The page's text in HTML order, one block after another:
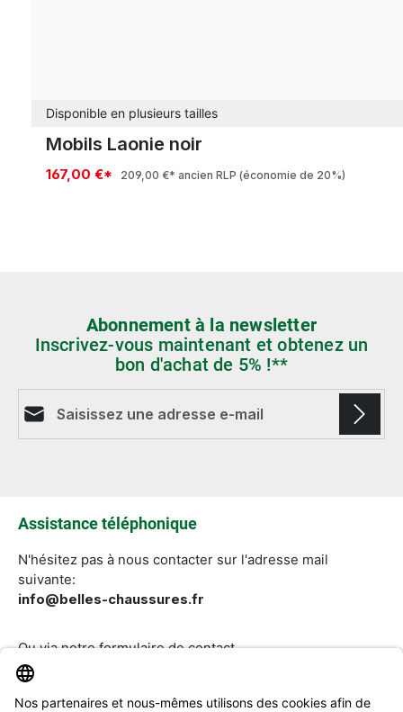
Disponible en plusieurs tailles
Mobils Laonie noir
167,00 €* 209,00 €* ancien RLP (économie de 20%)
Abonnement à la newsletter
Inscrivez-vous maintenant et obtenez un
bon d'achat de 5% !**
Assistance téléphonique
N'hésitez pas à nous contacter sur l'adresse mail
suivante:
info@belles-chaussures.fr
Ou via notreformulaire de contact.
Révoquer un contrat